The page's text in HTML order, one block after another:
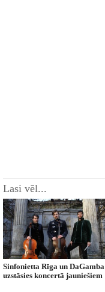
Lasi vēl...
Sinfonietta Rīga un DaGamba
uzstāsies koncertā jauniešiem